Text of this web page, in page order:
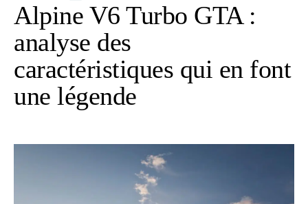
Alpine V6 Turbo GTA :
analyse des
caractéristiques qui en font
une légende